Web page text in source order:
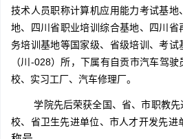
技术人员职称计算机应用能力考试基
地、四川省职业培训综合基地、四川
务培训基地等国家级、省级培训、考试
（川-028）所，下属有自贡市汽车驾
校、实习工厂、汽车修理厂。
学院先后荣获全国、省、市职教
校、省卫生先进单位、市人才开发先进